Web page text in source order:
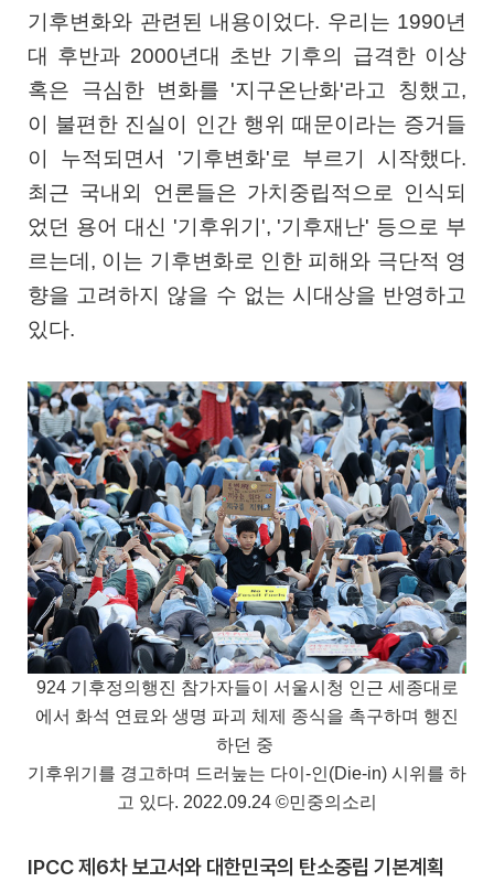
기후변화와 관련된 내용이었다. 우리는 1990년
대 후반과 2000년대 초반 기후의 급격한 이상
혹은 극심한 변화를 '지구온난화'라고 칭했고,
이 불편한 진실이 인간 행위 때문이라는 증거들
이 누적되면서 '기후변화'로 부르기 시작했다.
최근 국내외 언론들은 가치중립적으로 인식되
었던 용어 대신 '기후위기', '기후재난' 등으로 부
르는데, 이는 기후변화로 인한 피해와 극단적 영
향을 고려하지 않을 수 없는 시대상을 반영하고
있다.
924 기후정의행진 참가자들이 서울시청 인근 세종대로
에서 화석 연료와 생명 파괴 체제 종식을 촉구하며 행진
하던 중
기후위기를 경고하며 드러눞는 다이-인(Die-in) 시위를 하
고 있다. 2022.09.24 ©민중의소리
IPCC 제6차 보고서와 대한민국의 탄소중립 기본계획